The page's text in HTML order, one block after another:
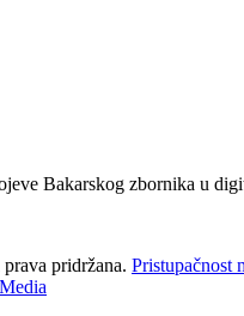
Bakarskog zbornika u
pridržana. Pristupačnost